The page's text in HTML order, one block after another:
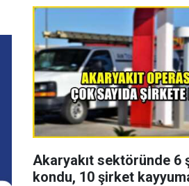
Akaryakıt sektöründe 6
kondu, 10 şirket